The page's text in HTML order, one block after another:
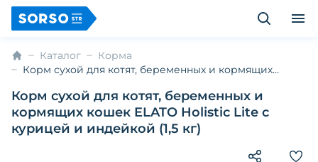
Каталог
Корма
Корм сухой для котят, беременных и кормящих
кг)
Корм сухой для котят, беременных и
кормящих кошек ELATO Holistic Lite с
курицей и индейкой (1,5 кг)